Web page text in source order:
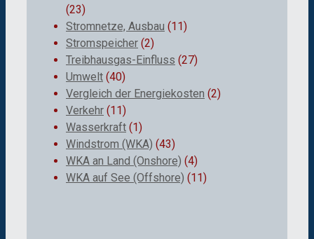
(23)
Stromnetze, Ausbau (11)
Stromspeicher (2)
Treibhausgas-Einfluss (27)
Umwelt (40)
Vergleich der Energiekosten (2)
Verkehr (11)
Wasserkraft (1)
Windstrom (WKA) (43)
WKA an Land (Onshore) (4)
WKA auf See (Offshore) (11)